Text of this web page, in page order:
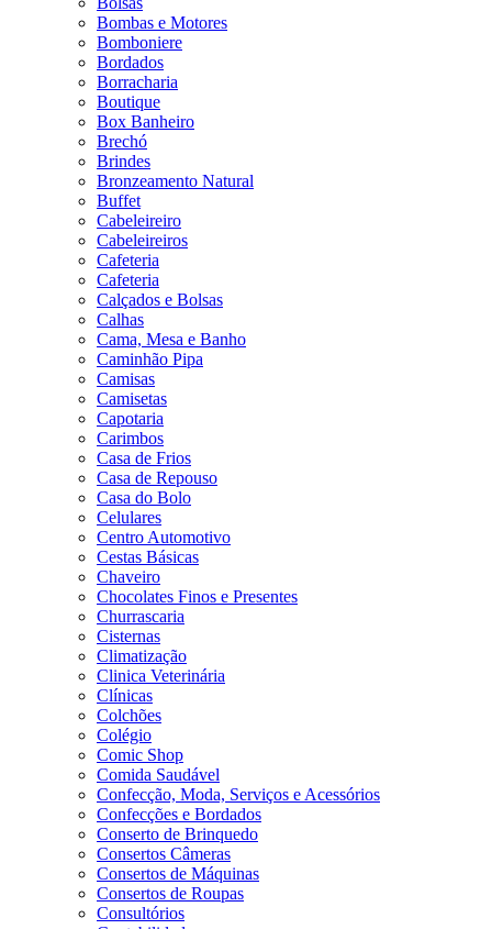
Bombas e Motores
Bomboniere
Bordados
Borracharia
Boutique
Box Banheiro
Brechó
Brindes
Bronzeamento Natural
Buffet
Cabeleireiro
Cabeleireiros
Cafeteria
Cafeteria
Calçados e Bolsas
Calhas
Cama, Mesa e Banho
Caminhão Pipa
Camisas
Camisetas
Capotaria
Carimbos
Casa de Frios
Casa de Repouso
Casa do Bolo
Celulares
Centro Automotivo
Cestas Básicas
Chaveiro
Chocolates Finos e Presentes
Churrascaria
Cisternas
Climatização
Clinica Veterinária
Clínicas
Colchões
Colégio
Comic Shop
Comida Saudável
Confecção, Moda, Serviços e Acessórios
Confecções e Bordados
Conserto de Brinquedo
Consertos Câmeras
Consertos de Máquinas
Consertos de Roupas
Consultórios